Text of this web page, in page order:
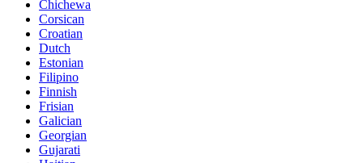
Chichewa
Corsican
Croatian
Dutch
Estonian
Filipino
Finnish
Frisian
Galician
Georgian
Gujarati